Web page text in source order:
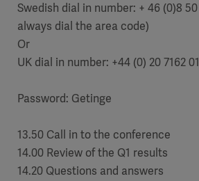
Swedish dial in number: + 46 (0)8
always dial the area code)
Or
UK dial in number: +44 (0) 20 7162
Password: Getinge
13.50 Call in to the conference
14.00 Review of the Q1 results
14.20 Questions and answers